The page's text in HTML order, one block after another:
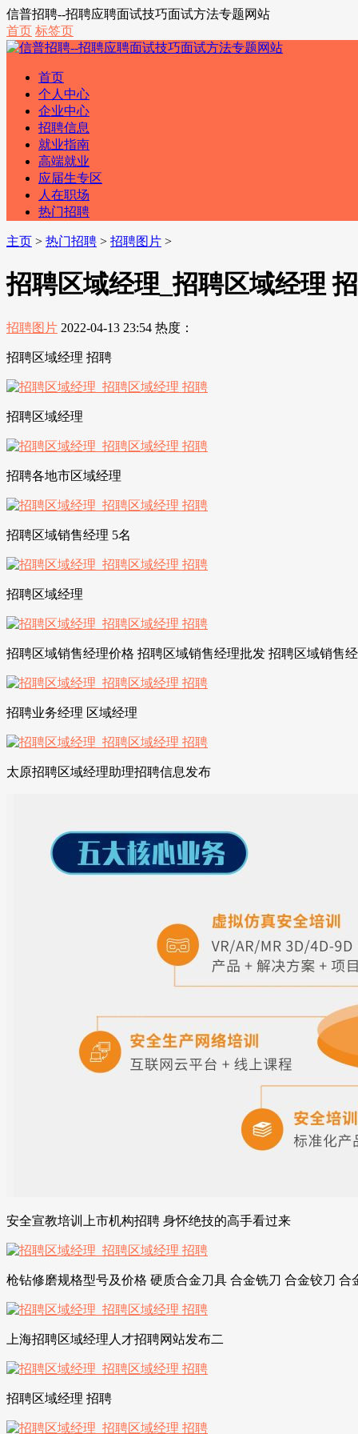
信普招聘--招聘应聘面试技巧面试方法专题网站
首页 标签页
首页
个人中心
企业中心
招聘信息
就业指南
高端就业
应届生专区
人在职场
热门招聘
主页 > 热门招聘 > 招聘图片 >
招聘区域经理_招聘区域经理
招聘图片 2022-04-13 23:54 热度：
招聘区域经理 招聘
招聘区域经理
招聘各地市区域经理
招聘区域销售经理 5名
招聘区域经理
招聘区域销售经理价格 招聘区域销售经理批发 招聘区域销售
招聘业务经理 区域经理
太原招聘区域经理助理招聘信息发布
安全宣教培训上市机构招聘 身怀绝技的高手看过来
枪钻修磨规格型号及价格 硬质合金刀具 合金铣刀 合金铰刀 合
上海招聘区域经理人才招聘网站发布二
招聘区域经理 招聘